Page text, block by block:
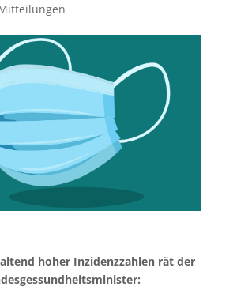
hoher Inzidenzzahlen rät der